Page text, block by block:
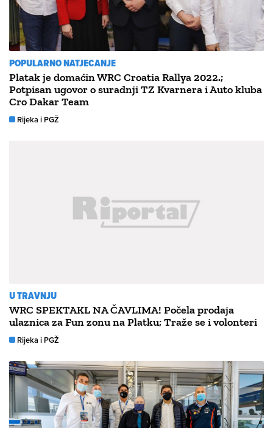
POPULARNO NATJECANJE
Platak je domaćin WRC Croatia Rallya 2022.;
Potpisan ugovor o suradnji TZ Kvarnera i Auto kluba
Cro Dakar Team
Rijeka i PGŽ
U TRAVNJU
WRC SPEKTAKL NA ČAVLIMA! Počela prodaja
ulaznica za Fun zonu na Platku; Traže se i volonteri
Rijeka i PGŽ